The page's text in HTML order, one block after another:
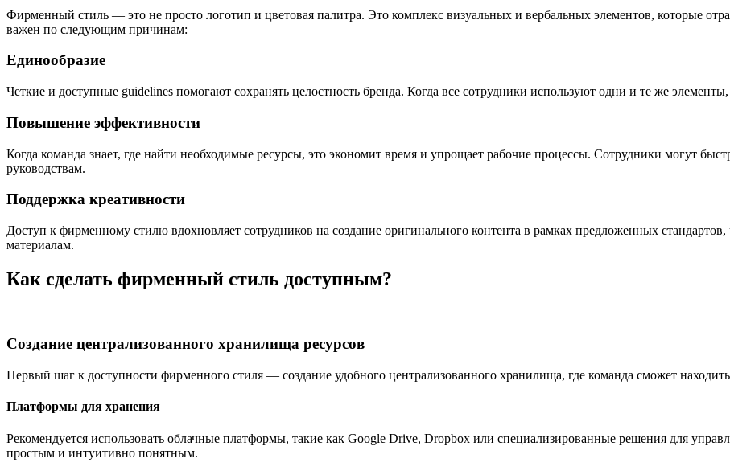
Фирменный стиль — это не просто логотип и цветовая палитра. Это комплекс визуальных и вербальных элементов, которые
важен по следующим причинам:
Единообразие
Четкие и доступные guidelines помогают сохранять целостность бренда. Когда все сотрудники используют одни и те же
Повышение эффективности
Когда команда знает, где найти необходимые ресурсы, это экономит время и упрощает рабочие процессы. Сотрудники могут
руководствам.
Поддержка креативности
Доступ к фирменному стилю вдохновляет сотрудников на создание оригинального контента в рамках предложенных
материалам.
Как сделать фирменный стиль доступным?
Создание централизованного хранилища ресурсов
Первый шаг к доступности фирменного стиля — создание удобного централизованного хранилища, где команда сможет
Платформы для хранения
Рекомендуется использовать облачные платформы, такие как Google Drive, Dropbox или специализированные решения для
простым и интуитивно понятным.